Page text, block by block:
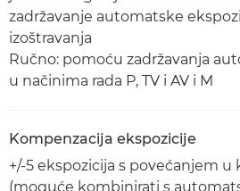
zadržavanje automatske
izoštravanja
Ručno: pomoću zadržavanja
u načinima rada P, TV i AV i M
Kompenzacija ekspozicije
+/-5 ekspozicija s povećanjem u
(moguće kombinirati s